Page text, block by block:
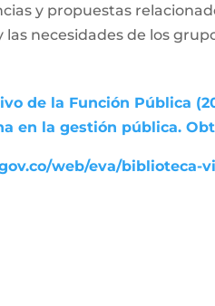
y propuestas
necesidades de los
de la Función Pública
en la gestión pública.
web/eva/biblioteca-